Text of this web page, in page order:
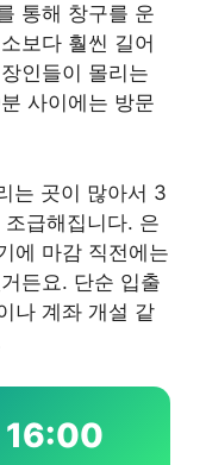
통해 창구를 운
보다 훨씬 길어
인들이 몰리는
사이에는 방문
는 곳이 많아서 3
급해집니다. 은
에 마감 직전에는
든요. 단순 입출
나 계좌 개설 같
16:00